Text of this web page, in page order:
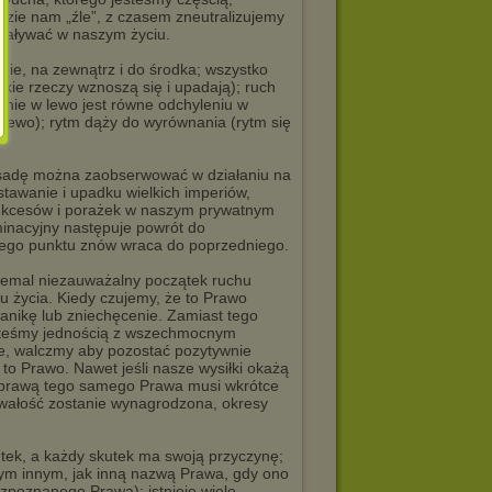
nam „źle”, z czasem zneutralizujemy
w naszym życiu.
na zewnątrz i do środka; wszystko
rzeczy wznoszą się i upadają); ruch
w lewo jest równe odchyleniu w
rytm dąży do wyrównania (rytm się
można zaobserwować w działaniu na
i upadku wielkich imperiów,
i porażek w naszym prywatnym
następuje powrót do
punktu znów wraca do poprzedniego.
niezauważalny początek ruchu
życia. Kiedy czujemy, że to Prawo
lub zniechęcenie. Zamiast tego
jednością z wszechmocnym
walczmy aby pozostać pozytywnie
Prawo. Nawet jeśli nasze wysiłki okażą
tego samego Prawa musi wkrótce
zostanie wynagrodzona, okresy
a każdy skutek ma swoją przyczynę;
innym, jak inną nazwą Prawa, gdy ono